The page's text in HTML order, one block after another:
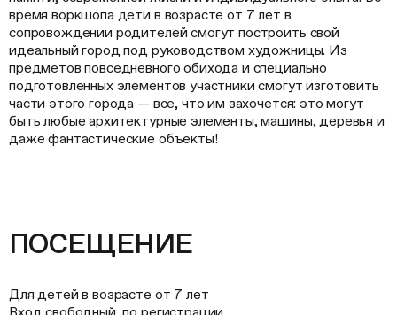
время воркшопа дети в возрасте от 7 лет в
сопровождении родителей смогут построить свой
идеальный город под руководством художницы. Из
предметов повседневного обихода и специально
подготовленных элементов участники смогут изготовить
части этого города — все, что им захочется: это могут
быть любые архитектурные элементы, машины, деревья и
даже фантастические объекты!
ПОСЕЩЕНИЕ
Для детей в возрасте от 7 лет